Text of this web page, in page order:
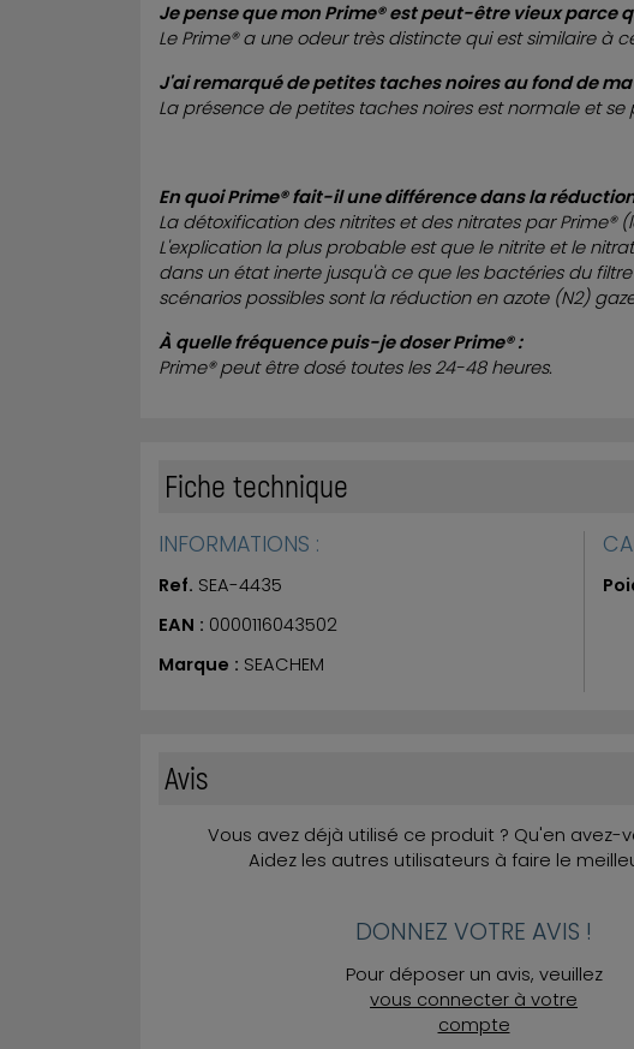
Je pense que mon Prime® est peut-être vieux parce
Le Prime® a une odeur très distincte qui est similaire à
J'ai remarqué de petites taches noires au fond de
La présence de petites taches noires est normale et
En quoi Prime® fait-il une différence dans la
La détoxification des nitrites et des nitrates par Prime®
L'explication la plus probable est que le nitrite et le
dans un état inerte jusqu'à ce que les bactéries du
scénarios possibles sont la réduction en azote (N2)
À quelle fréquence puis-je doser Prime® :
Prime® peut être dosé toutes les 24-48 heures.
Fiche technique
INFORMATIONS :
Ref. SEA-4435
EAN : 0000116043502
Marque : SEACHEM
Avis
Vous avez déjà utilisé ce produit ? Qu'en avez-
Aidez les autres utilisateurs à faire le
DONNEZ VOTRE AVIS !
Pour déposer un avis, veuillez
vous connecter à votre
compte